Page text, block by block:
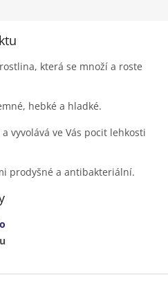
která se množí a roste
hebké a hladké.
vyvolává ve Vás pocit lehkosti
prodyšné a antibakteriální.